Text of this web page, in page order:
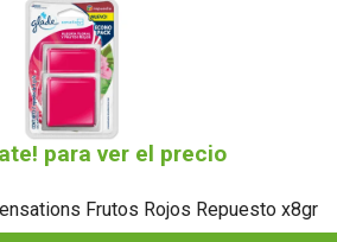
para ver el precio
Frutos Rojos Repuesto x8gr